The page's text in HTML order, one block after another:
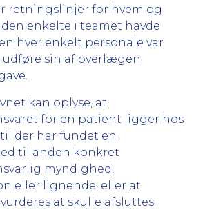
retningslinjer for hvem og
enkelte i teamet havde
hver enkelt personale var
udføre sin af overlægen
kan oplyse, at
for en patient ligger hos
der har fundet en
til anden konkret
myndighed,
eller lignende, eller at
at skulle afsluttes.